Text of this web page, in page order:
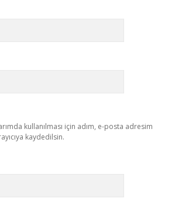
kullanılması için adım, e-posta adresim
kaydedilsin.